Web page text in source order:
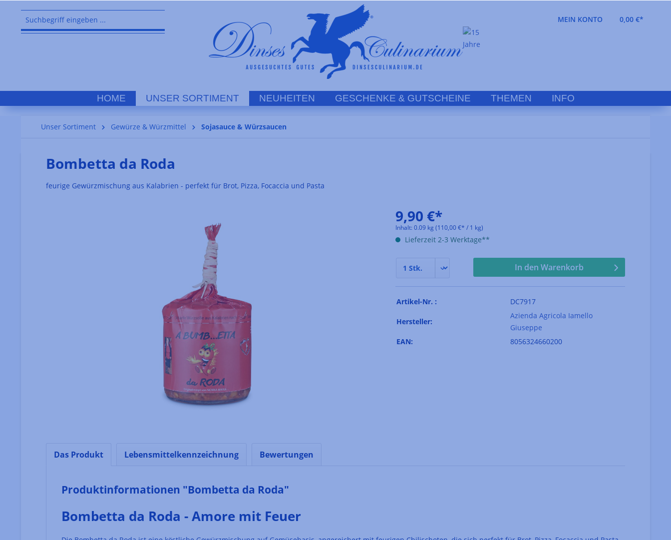
Zur Hauptnavigation springen
MEIN KONTO
0,00 €*
HOME UNSER SORTIMENT NEUHEITEN GESCHENKE & GUTSCHEINE THEMEN INFO
Unser Sortiment Gewürze & Würzmittel Sojasauce & Würzsaucen
Bombetta da Roda
feurige Gewürzmischung aus Kalabrien - perfekt für Brot, Pizza, Focaccia und Pasta
9,90 €*
Inhalt: 0.09 kg (110,00 €* / 1 kg)
Lieferzeit 2-3 Werktage**
In den Warenkorb
Artikel-Nr. : DC7917
Hersteller:
Azienda Agricola Iamello
Giuseppe
EAN:
8056324660200
Das Produkt Lebensmittelkennzeichnung Bewertungen
Produktinformationen "Bombetta da Roda"
Bombetta da Roda - Amore mit Feuer